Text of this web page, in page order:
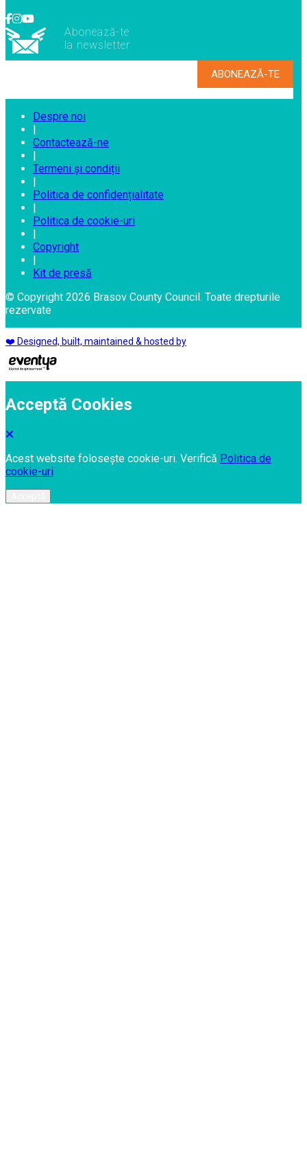
Abonează-te
la newsletter
Despre noi
|
Contactează-ne
|
Termeni și condiții
|
Politica de confidențialitate
|
Politica de cookie-uri
|
Copyright
|
Kit de presă
© Copyright 2026 Brasov County Council. Toate drepturile
rezervate
❤️ Designed, built, maintained & hosted by
Acceptă Cookies
Acest website folosește cookie-uri. Verifică Politica de
cookie-uri